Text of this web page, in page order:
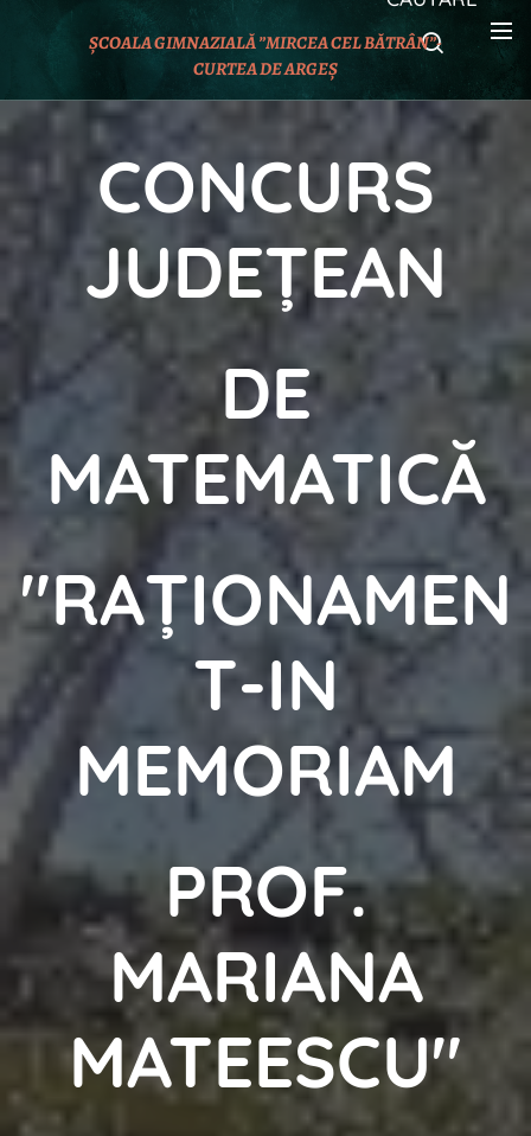
ȘCOALA GIMNAZIALĂ ”MIRCEA CEL BĂTRÂN”-
CURTEA DE ARGEȘ
CONCURS
JUDEȚEAN
DE
MATEMATICĂ
"RAȚIONAMEN
T-IN
MEMORIAM
PROF.
MARIANA
MATEESCU"